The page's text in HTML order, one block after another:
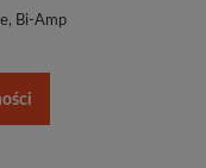
Bi-Amp